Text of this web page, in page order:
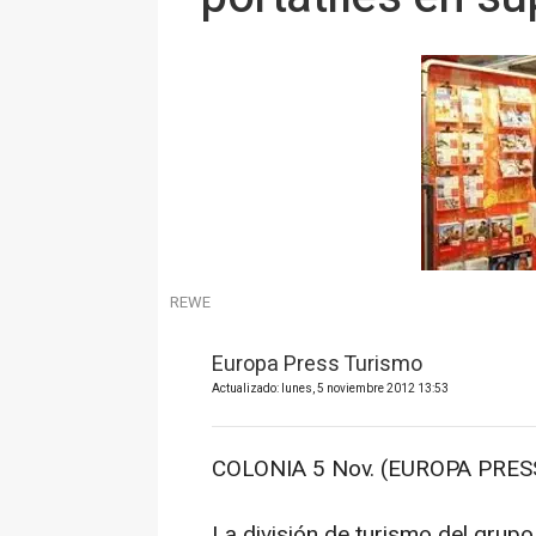
REWE
Europa Press Turismo
Actualizado: lunes, 5 noviembre 2012 13:53
COLONIA 5 Nov. (EUROPA